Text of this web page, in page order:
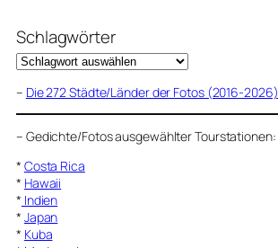
Schlagwörter
– Die 272 Städte/Länder der Fotos (2016-2026)
– Gedichte/Fotos ausgewählter Tourstationen:
* Costa Rica
* Hawaii
* Indien
* Japan
* Kuba